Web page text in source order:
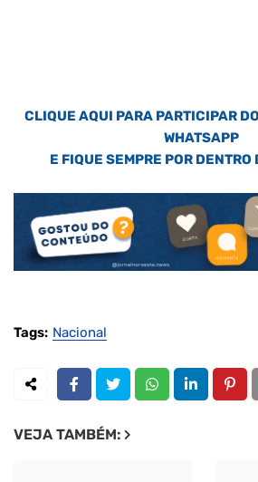
CLIQUE AQUI PARA PARTICIPAR
WHATSAPP
E FIQUE SEMPRE POR
Tags: Nacional
VEJA TAMBÉM: